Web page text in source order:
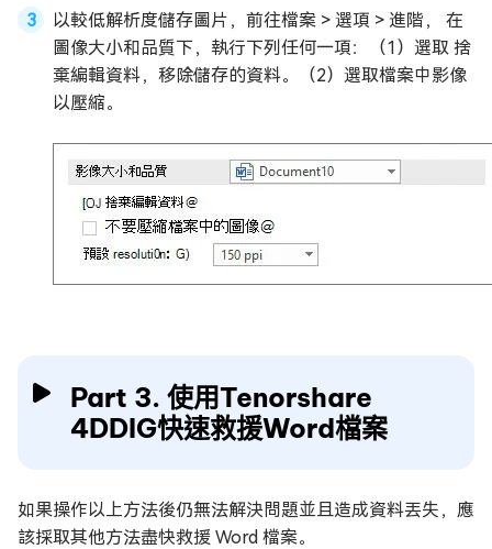
以較低解析度儲存圖片，前往檔案 > 選項 > 進階， 在
圖像大小和品質下，執行下列任何一項：（1）選取 捨
棄編輯資料，移除儲存的資料。（2）選取檔案中影像
以壓縮。
Part 3. 使用Tenorshare
4DDIG快速救援Word檔案
如果操作以上方法後仍無法解決問題並且造成資料丟失，應
該採取其他方法盡快救援 Word 檔案。